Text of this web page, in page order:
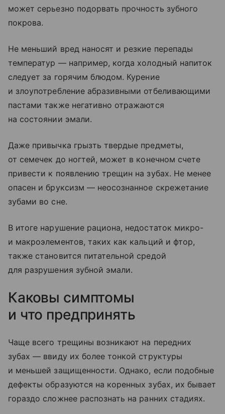
может серьезно подорвать прочность зубного
покрова.
Не меньший вред наносят и резкие перепады
температур — например, когда холодный напиток
следует за горячим блюдом. Курение
и злоупотребление абразивными отбеливающими
пастами также негативно отражаются
на состоянии эмали.
Даже привычка грызть твердые предметы,
от семечек до ногтей, может в конечном счете
привести к появлению трещин на зубах. Не менее
опасен и бруксизм — неосознанное скрежетание
зубами во сне.
В итоге нарушение рациона, недостаток микро-
и макроэлементов, таких как кальций и фтор,
также становится питательной средой
для разрушения зубной эмали.
Каковы симптомы
и что предпринять
Чаще всего трещины возникают на передних
зубах — ввиду их более тонкой структуры
и меньшей защищенности. Однако, если подобные
дефекты образуются на коренных зубах, их бывает
гораздо сложнее распознать на ранних стадиях.